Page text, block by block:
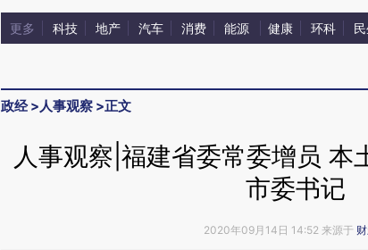
更多 科技 地产 汽车 消费 能源 健康 环科
政经>人事观察 >正文
人事观察|福建省委常委增员 本
市委书记
2020年09月14日 14:52 来源于